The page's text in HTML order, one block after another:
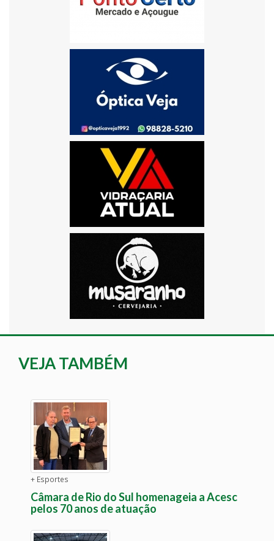
VEJA TAMBÉM
+ Esportes
Câmara de Rio do Sul homenageia a Acesc
pelos 70 anos de atuação